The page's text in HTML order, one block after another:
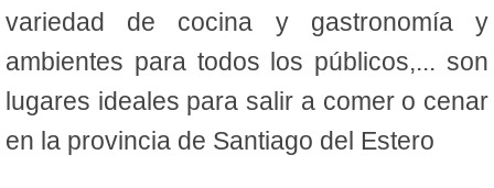
variedad de cocina y gastronomía y
ambientes para todos los públicos,... son
lugares ideales para salir a comer o cenar
en la provincia de Santiago del Estero